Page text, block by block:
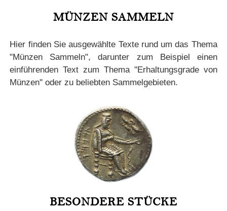
MÜNZEN SAMMELN
Hier finden Sie ausgewählte Texte rund um das Thema
"Münzen Sammeln", darunter zum Beispiel einen
einführenden Text zum Thema ''Erhaltungsgrade von
Münzen'' oder zu beliebten Sammelgebieten.
BESONDERE STÜCKE